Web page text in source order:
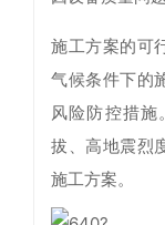
施工方案的可
气候条件下的
风险防控措
拔、高地震烈
施工方案。